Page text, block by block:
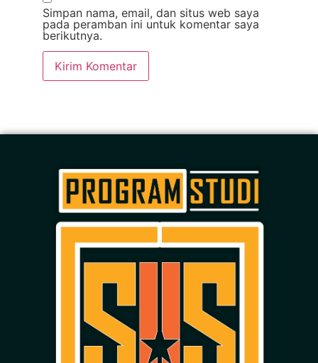
Simpan nama, email, dan situs web saya
pada peramban ini untuk komentar saya
berikutnya.